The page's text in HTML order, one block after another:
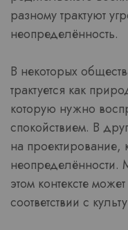
разному трактуют
неопределённость.
В некоторых
трактуется как
которую нужно
спокойствием. В
на
неопределённости.
этом контексте
соответствии с